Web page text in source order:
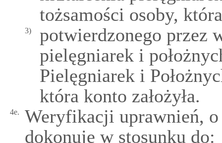
tożsamości osoby,
3)
potwierdzonego przez
pielęgniarek i
Pielęgniarek i
która konto założyła.
4e.
Weryfikacji uprawnień,
dokonuje w stosunku do: